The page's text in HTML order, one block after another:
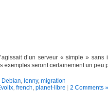
d’un serveur « simple » sans
exemples seront certainement un peu
Debian, lenny, migration
, french, planet-libre 2 Comments »